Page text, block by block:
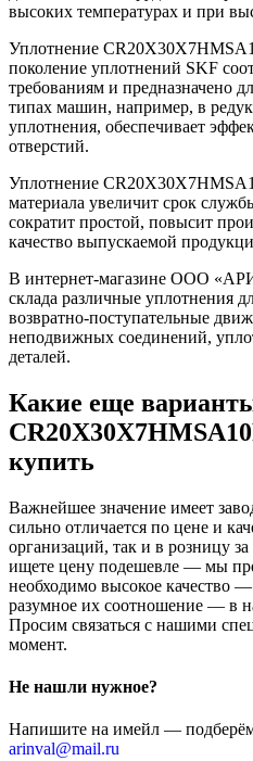
высоких температурах и при
Уплотнение
поколение уплотнений SKF
требованиям и предназначено
типах машин, например, в
уплотнения, обеспечивает
отверстий.
Уплотнение
материала увеличит срок
сократит простой, повысит
качество выпускаемой
В интернет-магазине ООО
склада различные уплотнения
возвратно-поступательные
неподвижных соединений,
деталей.
Какие еще
купить
Важнейшее значение имеет
сильно отличается по цене и
организаций, так и в розницу
ищете цену подешевле — мы
необходимо высокое качество
разумное их соотношение — в
Просим связаться с нашими
момент.
Не нашли нужное?
Напишите на имейл —
arinval@mail.ru